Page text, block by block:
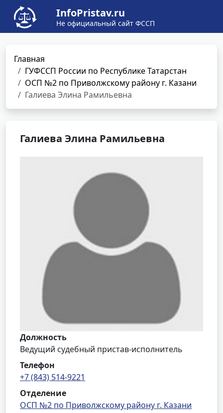
InfoPristav.ru
Не официальный сайт ФССП
Главная
ГУФССП России по Республике Татарстан
ОСП №2 по Приволжскому району г. Казани
Галиева Элина Рамильевна
Галиева Элина Рамильевна
Должность
Ведущий судебный пристав-исполнитель
Телефон
+7 (843) 514-9221
Отделение
ОСП №2 по Приволжскому району г. Казани